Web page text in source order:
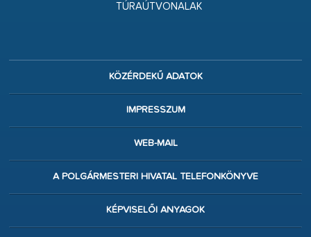
TÚRAÚTVONALAK
KÖZÉRDEKŰ ADATOK
IMPRESSZUM
WEB-MAIL
A POLGÁRMESTERI HIVATAL TELEFONKÖNYVE
KÉPVISELŐI ANYAGOK